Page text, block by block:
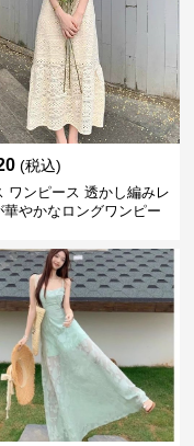
(税込)
ワンピース 透かし編みレ
華やかなロングワンピー